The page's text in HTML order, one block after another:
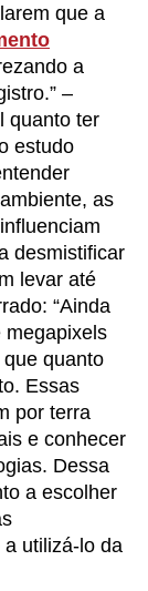
que a
a
–
quanto ter
estudo
as
desmistificar
levar até
“Ainda
megapixels
quanto
Essas
por terra
e conhecer
Dessa
a escolher
utilizá-lo da